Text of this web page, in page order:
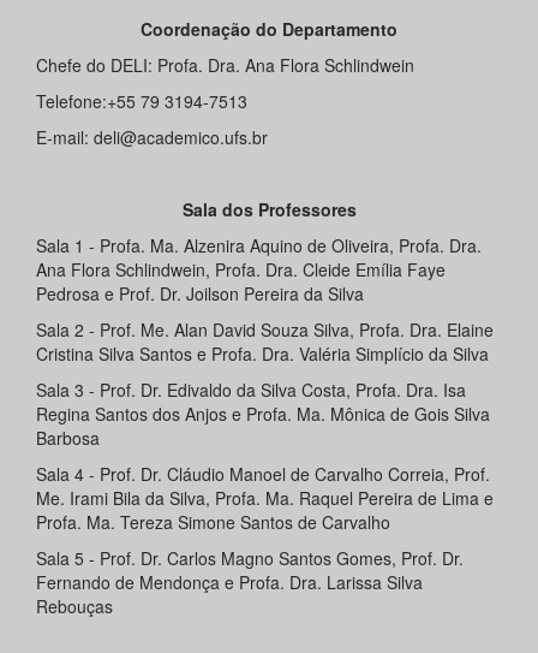
Coordenação do Departamento
Chefe do DELI: Profa. Dra. Ana Flora Schlindwein
Telefone:+55 79 3194-7513
E-mail: deli@academico.ufs.br
Sala dos Professores
Sala 1 - Profa. Ma. Alzenira Aquino de Oliveira, Profa. Dra.
Ana Flora Schlindwein, Profa. Dra. Cleide Emília Faye
Pedrosa e Prof. Dr. Joilson Pereira da Silva
Sala 2 - Prof. Me. Alan David Souza Silva, Profa. Dra. Elaine
Cristina Silva Santos e Profa. Dra. Valéria Simplício da Silva
Sala 3 - Prof. Dr. Edivaldo da Silva Costa, Profa. Dra. Isa
Regina Santos dos Anjos e Profa. Ma. Mônica de Gois Silva
Barbosa
Sala 4 - Prof. Dr. Cláudio Manoel de Carvalho Correia, Prof.
Me. Irami Bila da Silva, Profa. Ma. Raquel Pereira de Lima e
Profa. Ma. Tereza Simone Santos de Carvalho
Sala 5 - Prof. Dr. Carlos Magno Santos Gomes, Prof. Dr.
Fernando de Mendonça e Profa. Dra. Larissa Silva
Rebouças